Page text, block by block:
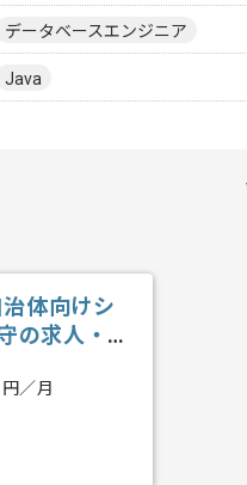
データベースエンジニア
Java
治体向けシ
の求人・案
円／月